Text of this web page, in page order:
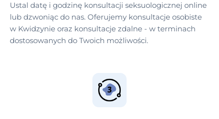
Ustal datę i godzinę konsultacji seksuologicznej online
lub dzwoniąc do nas. Oferujemy konsultacje osobiste
w Kwidzynie oraz konsultacje zdalne - w terminach
dostosowanych do Twoich możliwości.